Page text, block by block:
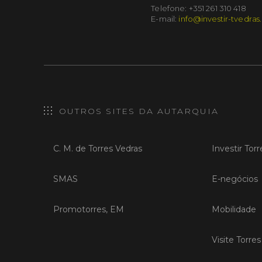
Telefone: +351 261 310 418
E-mail: info@investir-
OUTROS SITES DA AUTARQUIA
C. M. de Torres Vedras
SMAS
Promotorres, EM
Investir
E-negócios
Mobilidade
Visite